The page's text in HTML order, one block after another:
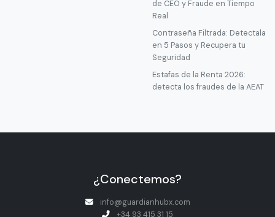
de CEO y Fraude en Tiempo
Real
Contraseña Filtrada: Detectala
en 5 Pasos y Recupera tu
Seguridad
Estafas de la Renta 2026:
detecta los fraudes de la AEAT
¿Conectemos?
info@guardianhubx.com
+34 93 415 31 15